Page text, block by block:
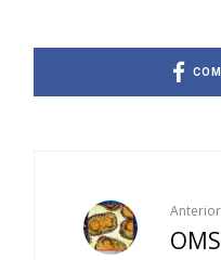
Anterior